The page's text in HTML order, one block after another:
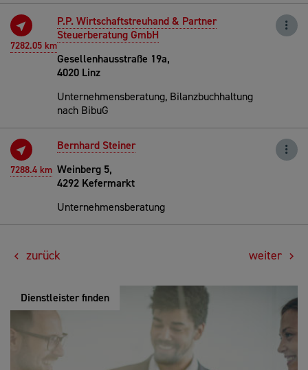
7282.05 km
P.P. Wirtschaftstreuhand & Partner
Steuerberatung GmbH
Gesellenhausstraße 19a,
4020 Linz
Unternehmensberatung, Bilanzbuchhaltung
nach BibuG
7288.4 km
Bernhard Steiner
Weinberg 5,
4292 Kefermarkt
Unternehmensberatung
zurück weiter
Dienstleister finden